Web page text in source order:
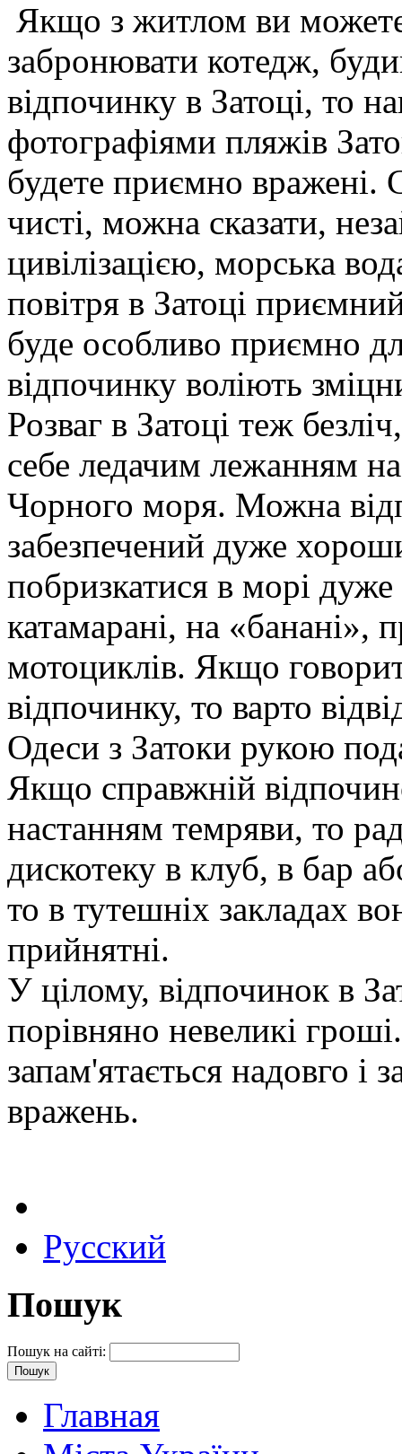
Якщо з житлом ви можете
забронювати котедж,
відпочинку в Затоці, то
фотографіями пляжів
будете приємно вражені.
чисті, можна сказати,
цивілізацією, морська
повітря в Затоці
буде особливо приємно
відпочинку воліють
Розваг в Затоці теж
себе ледачим лежанням
Чорного моря. Можна
забезпечений дуже
побризкатися в морі
катамарані, на «банані»,
мотоциклів. Якщо
відпочинку, то варто
Одеси з Затоки рукою
Якщо справжній
настанням темряви, то
дискотеку в клуб, в бар
то в тутешніх закладах
прийнятні.
У цілому, відпочинок в
порівняно невеликі
запам'ятається надовго
вражень.
Русский
Пошук
Пошук на сайті:
Главная